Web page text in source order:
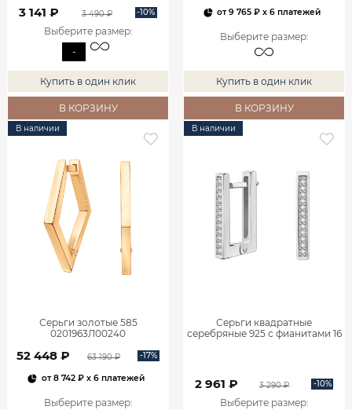
3 141 ₽ 3 490 ₽ -10%
Выберите размер:
-
Купить в один клик
В КОРЗИНУ
от9 765 ₽ x 6 платежей
Выберите размер:
Купить в один клик
В КОРЗИНУ
В наличии
Серьги золотые 585
0201963Л00240
52 448 ₽ 63 190 ₽ -17%
от8 742 ₽x 6 платежей
Выберите размер:
В наличии
Серьги квадратные
серебряные 925 с фианитами 16
2 961 ₽ 3 290 ₽ -10%
Выберите размер: